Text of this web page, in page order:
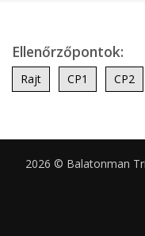
Ellenőrzőpontok:
Rajt CP1 CP2
2026 © Balatonman